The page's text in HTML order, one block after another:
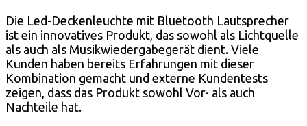
Die Led-Deckenleuchte mit Bluetooth Lautsprecher
ist ein innovatives Produkt, das sowohl als Lichtquelle
als auch als Musikwiedergabegerät dient. Viele
Kunden haben bereits Erfahrungen mit dieser
Kombination gemacht und externe Kundentests
zeigen, dass das Produkt sowohl Vor- als auch
Nachteile hat.